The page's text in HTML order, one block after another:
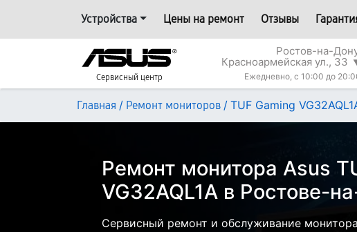
Устройства Цены на ремонт Отзывы
Сервисный центр
Ростов-на-
Красноармейская ул., 33
Ежедневно, с 10:00 до
Главная / Ремонт мониторов / TUF Gaming
Ремонт монитора Asus
VG32AQL1A в Ростове-
Сервисный ремонт и обслуживание